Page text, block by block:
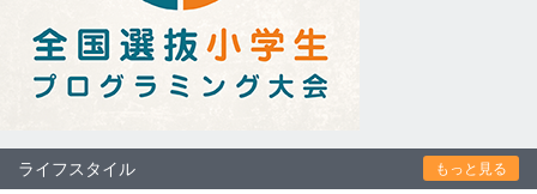
ライフスタイル もっと見る